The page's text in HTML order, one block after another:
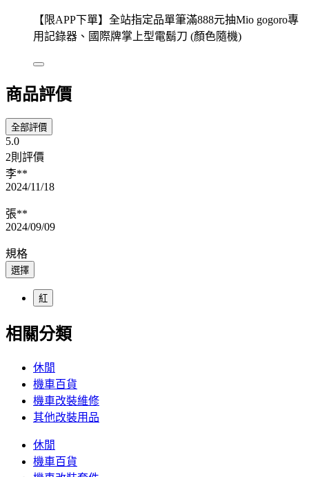
【限APP下單】全站指定品單筆滿888元抽Mio gogoro專
用記錄器、國際牌掌上型電鬍刀 (顏色隨機)
商品評價
全部評價
5.0
2則評價
李**
2024/11/18
張**
2024/09/09
規格
選擇
紅
相關分類
休閒
機車百貨
機車改裝維修
其他改裝用品
休閒
機車百貨